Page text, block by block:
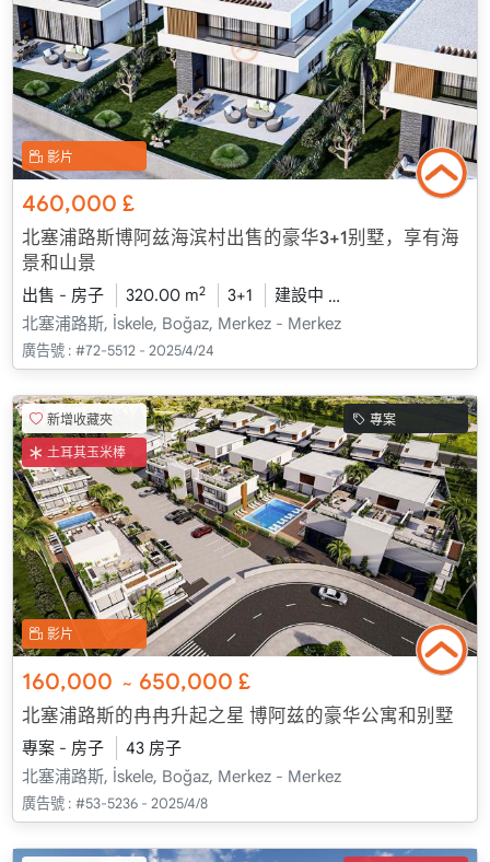
影片
460,000 £
北塞浦路斯博阿兹海滨村出售的豪华3+1别墅，享有海
景和山景
出售 - 房子 320.00 m2 3+1 建設中
北塞浦路斯, İskele, Boğaz, Merkez - Merkez
廣告號 : #72-5512 - 2025/4/24
新增收藏夾
土耳其玉米棒
專案
影片
160,000 ~ 650,000£
北塞浦路斯的冉冉升起之星 博阿兹的豪华公寓和别墅
專案 - 房子
43 房子
北塞浦路斯, İskele, Boğaz, Merkez - Merkez
廣告號 : #53-5236 - 2025/4/8